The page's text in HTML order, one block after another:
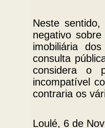
Neste
negativo
imobiliária
consulta
considera o
incompatível
contraria os
Loulé, 6 de